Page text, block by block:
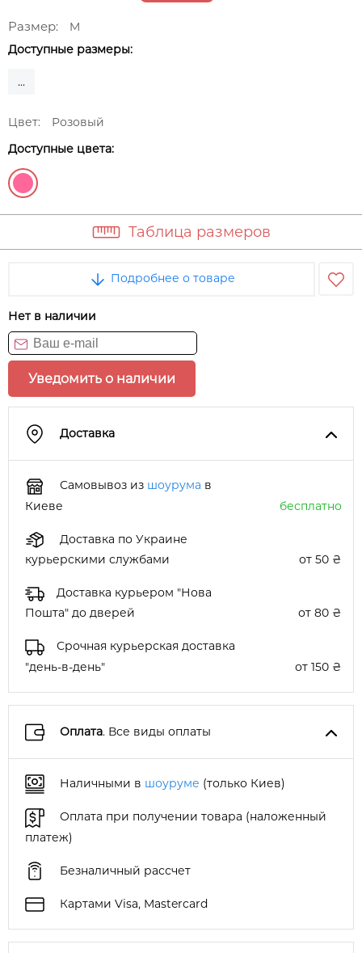
Размер:
M
Доступные размеры:
...
Цвет:
Розовый
Доступные цвета:
Таблица размеров
Подробнее о товаре
Нет в наличии
Уведомить о наличии
Доставка
Самовывоз из шоурума в
Киеве
бесплатно
Доставка по Украине
курьерскими службами
от 50 ₴
Доставка курьером "Нова
Пошта" до дверей
от 80 ₴
Срочная курьерская доставка
"день-в-день"
от 150 ₴
Оплата. Все виды оплаты
Наличными в шоуруме (только Киев)
Оплата при получении товара (наложенный
платеж)
Безналичный рассчет
Картами Visa, Mastercard